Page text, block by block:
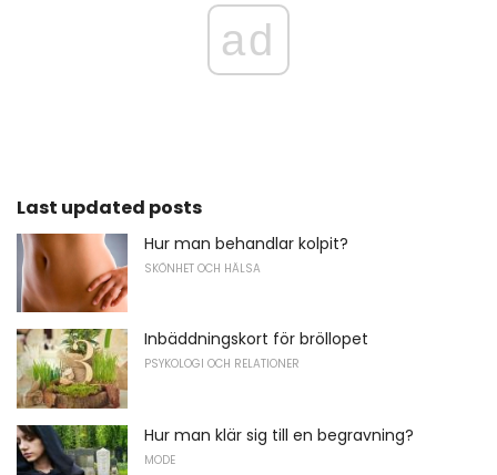
ad
Last updated posts
Hur man behandlar kolpit?
SKÖNHET OCH HÄLSA
Inbäddningskort för bröllopet
PSYKOLOGI OCH RELATIONER
Hur man klär sig till en begravning?
MODE